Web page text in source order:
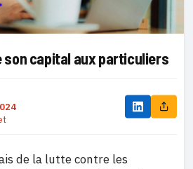
son capital aux particuliers
de la lutte contre les